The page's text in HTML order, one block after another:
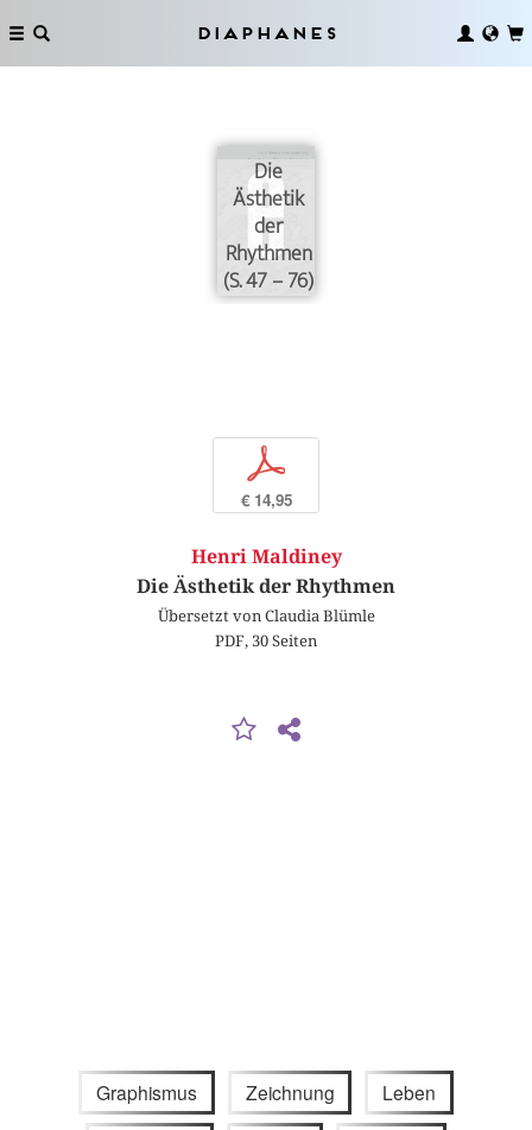
Diaphanes
Die
Ästhetik
der
Rhythmen
(S. 47 – 76)
p
€ 14,95
Henri Maldiney
Die Ästhetik der Rhythmen
Übersetzt von Claudia Blümle
PDF, 30 Seiten
Graphismus Zeichnung Leben